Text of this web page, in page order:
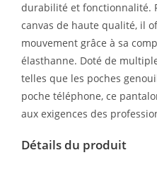
durabilité et fonctionnalité.
canvas de haute qualité, il
mouvement grâce à sa
élasthanne. Doté de
telles que les poches
poche téléphone, ce
aux exigences des
Détails du produit